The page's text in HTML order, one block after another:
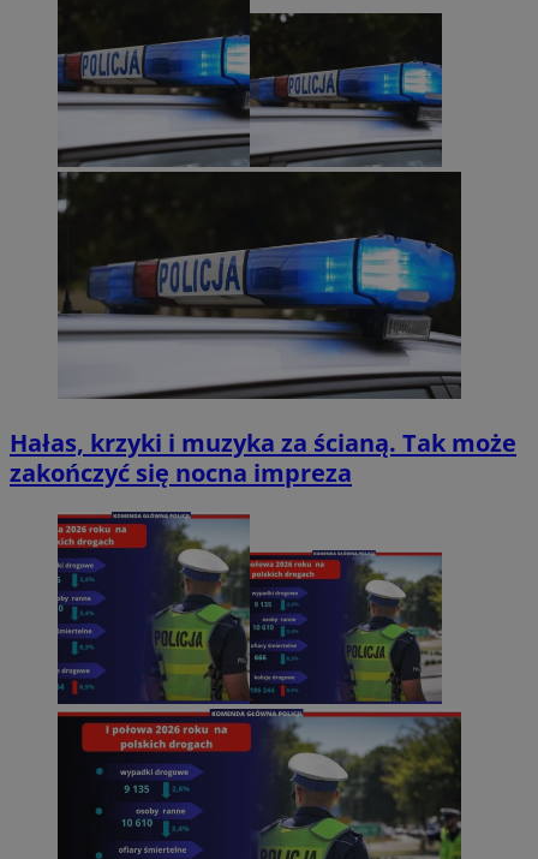
Hałas, krzyki i muzyka za ścianą. Tak może
zakończyć się nocna impreza